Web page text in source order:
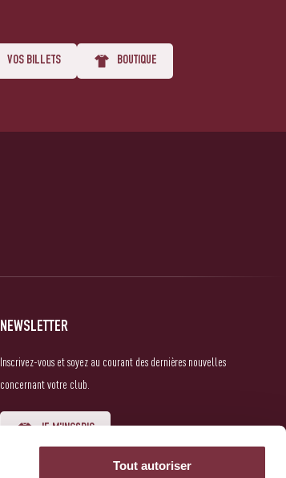
Tout autoriser
VOS BILLETS BOUTIQUE
NEWSLETTER
Inscrivez-vous et soyez au courant des dernières nouvelles
concernant votre club.
JE M'INSCRIS